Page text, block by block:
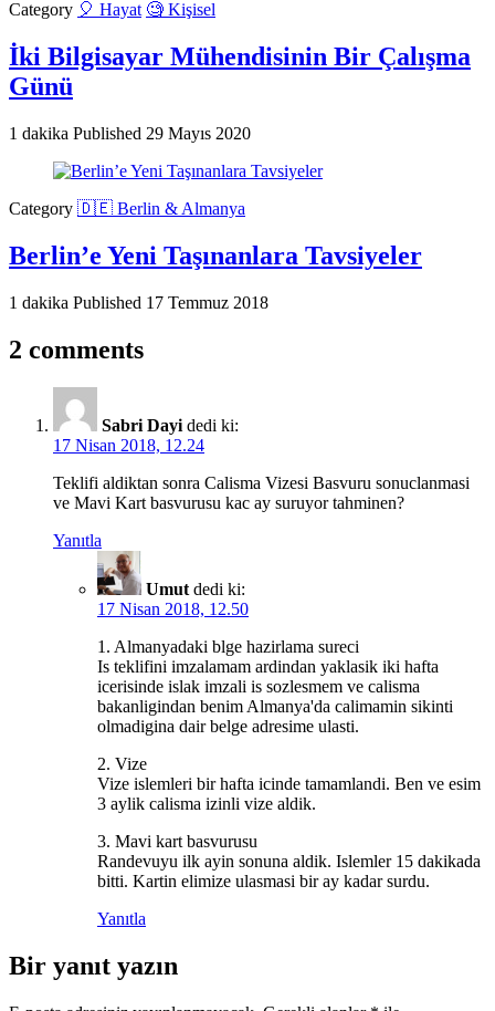
Category 🎈 Hayat 🧐 Kişisel
İki Bilgisayar Mühendisinin Bir Çalışma
Günü
1 dakika Published 29 Mayıs 2020
Category 🇩🇪 Berlin & Almanya
Berlin’e Yeni Taşınanlara Tavsiyeler
1 dakika Published 17 Temmuz 2018
2 comments
Sabri Dayi dedi ki:
17 Nisan 2018, 12.24
Teklifi aldiktan sonra Calisma Vizesi Basvuru sonuclanmasi
ve Mavi Kart basvurusu kac ay suruyor tahminen?
Yanıtla
Umut dedi ki:
17 Nisan 2018, 12.50
1. Almanyadaki blge hazirlama sureci
Is teklifini imzalamam ardindan yaklasik iki hafta
icerisinde islak imzali is sozlesmem ve calisma
bakanligindan benim Almanya'da calimamin sikinti
olmadigina dair belge adresime ulasti.
2. Vize
Vize islemleri bir hafta icinde tamamlandi. Ben ve esim
3 aylik calisma izinli vize aldik.
3. Mavi kart basvurusu
Randevuyu ilk ayin sonuna aldik. Islemler 15 dakikada
bitti. Kartin elimize ulasmasi bir ay kadar surdu.
Yanıtla
Bir yanıt yazın